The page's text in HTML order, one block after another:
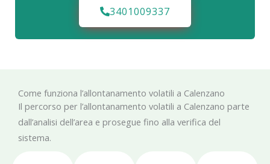
3401009337
Come funziona l’allontanamento volatili a Calenzano
Il percorso per l’allontanamento volatili a Calenzano parte
dall’analisi dell’area e prosegue fino alla verifica del
sistema.